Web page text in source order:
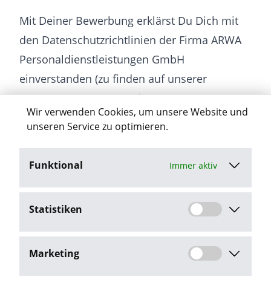
Wir verwenden Cookies, um unsere Website und
unseren Service zu optimieren.
Funktional Immer aktiv
Statistiken
Marketing
Mit Deiner Bewerbung erklärst Du Dich mit
den Datenschutzrichtlinien der Firma ARWA
Personaldienstleistungen GmbH
einverstanden (zu finden auf unserer
Homepage www.arwa.de unter
„Datenschutz“).